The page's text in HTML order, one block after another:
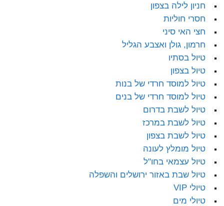
חניון לילה בצפון
חסרי חוליות
חצי האי סיני
חרמון, גולן ואצבע הגליל
טיול בסתיו
טיול בצפון
טיול למוסד חרדי של בנות
טיול למוסד חרדי של בנים
טיול לשבת בדרום
טיול לשבת במרכז
טיול לשבת בצפון
טיול מומלץ לעונה
טיול עצמאי בחו"ל
טיול שבת באזור ירושלים והשפלה
טיולי VIP
טיולי מים